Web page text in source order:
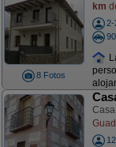
8 Fotos
km
2-